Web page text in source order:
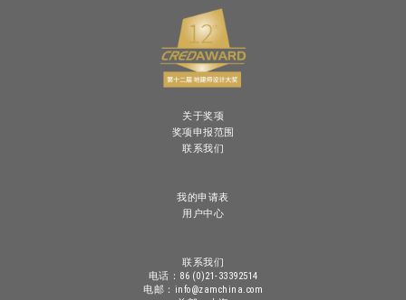
关于奖项
奖项申报范围
联系我们
我的申请表
用户中心
联系我们
电话：86 (0)21-33392514
电邮：info@zamchina.com